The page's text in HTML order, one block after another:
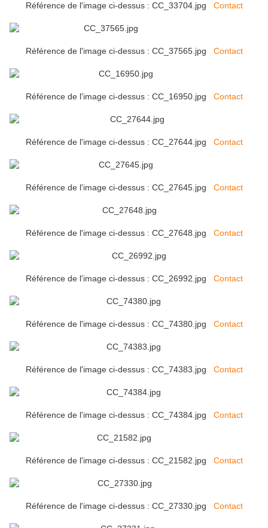
Référence de l'image ci-dessus : CC_33704.jpg Contact
Référence de l'image ci-dessus : CC_37565.jpg Contact
Référence de l'image ci-dessus : CC_16950.jpg Contact
Référence de l'image ci-dessus : CC_27644.jpg Contact
Référence de l'image ci-dessus : CC_27645.jpg Contact
Référence de l'image ci-dessus : CC_27648.jpg Contact
Référence de l'image ci-dessus : CC_26992.jpg Contact
Référence de l'image ci-dessus : CC_74380.jpg Contact
Référence de l'image ci-dessus : CC_74383.jpg Contact
Référence de l'image ci-dessus : CC_74384.jpg Contact
Référence de l'image ci-dessus : CC_21582.jpg Contact
Référence de l'image ci-dessus : CC_27330.jpg Contact